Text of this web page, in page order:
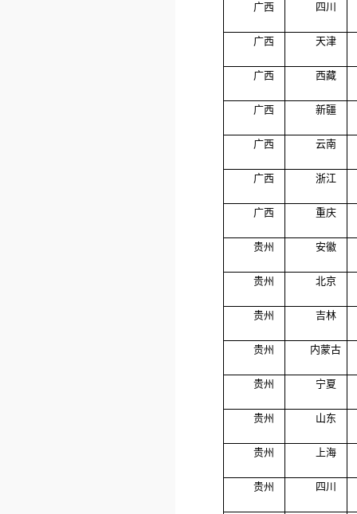
广西 四川
广西 天津
广西 西藏
广西 新疆
广西 云南
广西 浙江
广西 重庆
贵州 安徽
贵州 北京
贵州 吉林
贵州 内蒙古
贵州 宁夏
贵州 山东
贵州 上海
贵州 四川